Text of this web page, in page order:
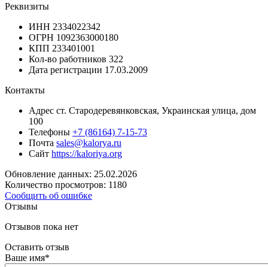
Реквизиты
ИНН 2334022342
ОГРН 1092363000180
КПП 233401001
Кол-во работников 322
Дата регистрации 17.03.2009
Контакты
Адрес ст. Стародеревянковская, Украинская улица, дом
100
Телефоны +7 (86164) 7-15-73
Почта sales@kalorya.ru
Сайт https://kaloriya.org
Обновление данных: 25.02.2026
Количество просмотров: 1180
Сообщить об ошибке
Отзывы
Отзывов пока нет
Оставить отзыв
Ваше имя*